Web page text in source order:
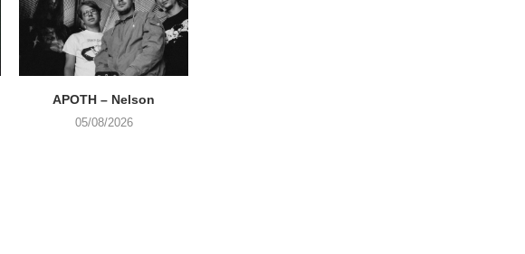
APOTH – Nelson
05/08/2026